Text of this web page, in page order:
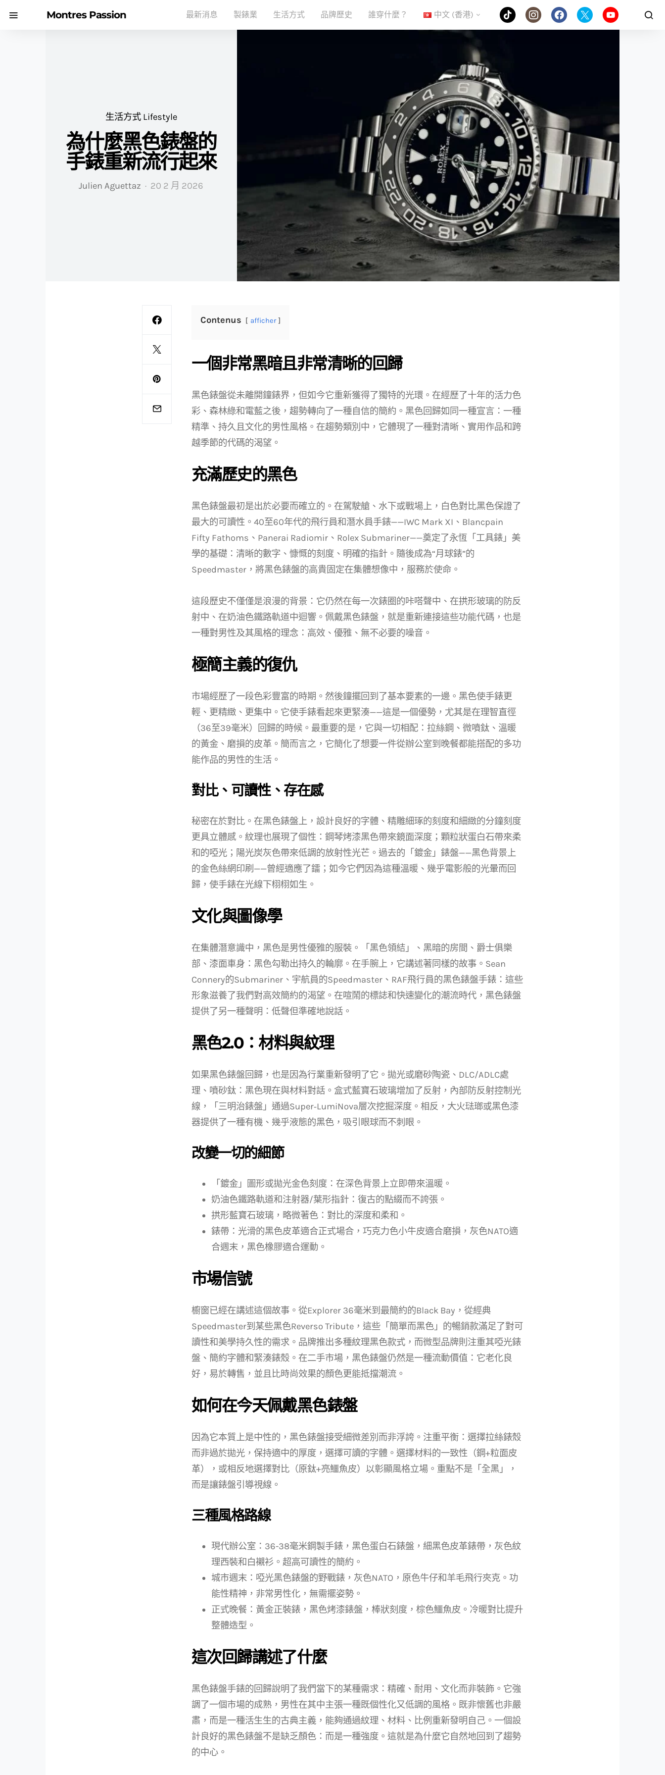
Montres Passion 最新消息 製錶業 生活方式 品牌歷史 誰穿什麼？ 中文 (香港)
生活方式 Lifestyle
為什麼黑色錶盤的
手錶重新流行起來
Julien Aguettaz 20 2 月 2026
Contenus afficher
一個非常黑暗且非常清晰的回歸
黑色錶盤從未離開鐘錶界，但如今它重新獲得了獨特的光環。在經歷了十年的活力色
彩、森林綠和電藍之後，趨勢轉向了一種自信的簡約。黑色回歸如同一種宣言：一種
精準、持久且文化的男性風格。在趨勢類別中，它體現了一種對清晰、實用作品和跨
越季節的代碼的渴望。
充滿歷史的黑色
黑色錶盤最初是出於必要而確立的。在駕駛艙、水下或戰場上，白色對比黑色保證了
最大的可讀性。40至60年代的飛行員和潛水員手錶——IWC Mark XI、Blancpain
Fifty Fathoms、Panerai Radiomir、Rolex Submariner——奠定了永恆「工具錶」美
學的基礎：清晰的數字、慷慨的刻度、明確的指針。隨後成為“月球錶”的
Speedmaster，將黑色錶盤的高貴固定在集體想像中，服務於使命。
這段歷史不僅僅是浪漫的背景：它仍然在每一次錶圈的咔嗒聲中、在拱形玻璃的防反
射中、在奶油色鐵路軌道中迴響。佩戴黑色錶盤，就是重新連接這些功能代碼，也是
一種對男性及其風格的理念：高效、優雅、無不必要的噪音。
極簡主義的復仇
市場經歷了一段色彩豐富的時期。然後鐘擺回到了基本要素的一邊。黑色使手錶更
輕、更精緻、更集中。它使手錶看起來更緊湊——這是一個優勢，尤其是在理智直徑
（36至39毫米）回歸的時候。最重要的是，它與一切相配：拉絲鋼、微噴鈦、溫暖
的黃金、磨損的皮革。簡而言之，它簡化了想要一件從辦公室到晚餐都能搭配的多功
能作品的男性的生活。
對比、可讀性、存在感
秘密在於對比。在黑色錶盤上，設計良好的字體、精雕細琢的刻度和細緻的分鐘刻度
更具立體感。紋理也展現了個性：鋼琴烤漆黑色帶來鏡面深度；顆粒狀蛋白石帶來柔
和的啞光；陽光炭灰色帶來低調的放射性光芒。過去的「鍍金」錶盤——黑色背景上
的金色絲網印刷——曾經適應了鐳；如今它們因為這種溫暖、幾乎電影般的光暈而回
歸，使手錶在光線下栩栩如生。
文化與圖像學
在集體潛意識中，黑色是男性優雅的服裝。「黑色領結」、黑暗的房間、爵士俱樂
部、漆面車身：黑色勾勒出持久的輪廓。在手腕上，它講述著同樣的故事。Sean
Connery的Submariner、宇航員的Speedmaster、RAF飛行員的黑色錶盤手錶：這些
形象滋養了我們對高效簡約的渴望。在喧鬧的標誌和快速變化的潮流時代，黑色錶盤
提供了另一種聲明：低聲但準確地說話。
黑色2.0：材料與紋理
如果黑色錶盤回歸，也是因為行業重新發明了它。拋光或磨砂陶瓷、DLC/ADLC處
理、噴砂鈦：黑色現在與材料對話。盒式藍寶石玻璃增加了反射，內部防反射控制光
線，「三明治錶盤」通過Super‑LumiNova層次挖掘深度。相反，大火琺瑯或黑色漆
器提供了一種有機、幾乎液態的黑色，吸引眼球而不刺眼。
改變一切的細節
「鍍金」圖形或拋光金色刻度：在深色背景上立即帶來溫暖。
奶油色鐵路軌道和注射器/葉形指針：復古的點綴而不誇張。
拱形藍寶石玻璃，略微著色：對比的深度和柔和。
錶帶：光滑的黑色皮革適合正式場合，巧克力色小牛皮適合磨損，灰色NATO適
合週末，黑色橡膠適合運動。
市場信號
櫥窗已經在講述這個故事。從Explorer 36毫米到最簡約的Black Bay，從經典
Speedmaster到某些黑色Reverso Tribute，這些「簡單而黑色」的暢銷款滿足了對可
讀性和美學持久性的需求。品牌推出多種紋理黑色款式，而微型品牌則注重其啞光錶
盤、簡約字體和緊湊錶殼。在二手市場，黑色錶盤仍然是一種流動價值：它老化良
好，易於轉售，並且比時尚效果的顏色更能抵擋潮流。
如何在今天佩戴黑色錶盤
因為它本質上是中性的，黑色錶盤接受細微差別而非浮誇。注重平衡：選擇拉絲錶殼
而非過於拋光，保持適中的厚度，選擇可讀的字體。選擇材料的一致性（鋼+粒面皮
革），或相反地選擇對比（原鈦+亮鱷魚皮）以彰顯風格立場。重點不是「全黑」，
而是讓錶盤引導視線。
三種風格路線
現代辦公室：36-38毫米鋼製手錶，黑色蛋白石錶盤，細黑色皮革錶帶，灰色紋
理西裝和白襯衫。超高可讀性的簡約。
城市週末：啞光黑色錶盤的野戰錶，灰色NATO，原色牛仔和羊毛飛行夾克。功
能性精神，非常男性化，無需擺姿勢。
正式晚餐：黃金正裝錶，黑色烤漆錶盤，棒狀刻度，棕色鱷魚皮。冷暖對比提升
整體造型。
這次回歸講述了什麼
黑色錶盤手錶的回歸說明了我們當下的某種需求：精確、耐用、文化而非裝飾。它強
調了一個市場的成熟，男性在其中主張一種既個性化又低調的風格。既非懷舊也非嚴
肅，而是一種活生生的古典主義，能夠通過紋理、材料、比例重新發明自己。一個設
計良好的黑色錶盤不是缺乏顏色：而是一種強度。這就是為什麼它自然地回到了趨勢
的中心。